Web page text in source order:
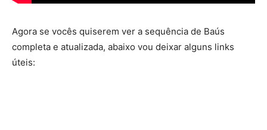
Agora se vocês quiserem ver a sequência de Baús
completa e atualizada, abaixo vou deixar alguns links
úteis: